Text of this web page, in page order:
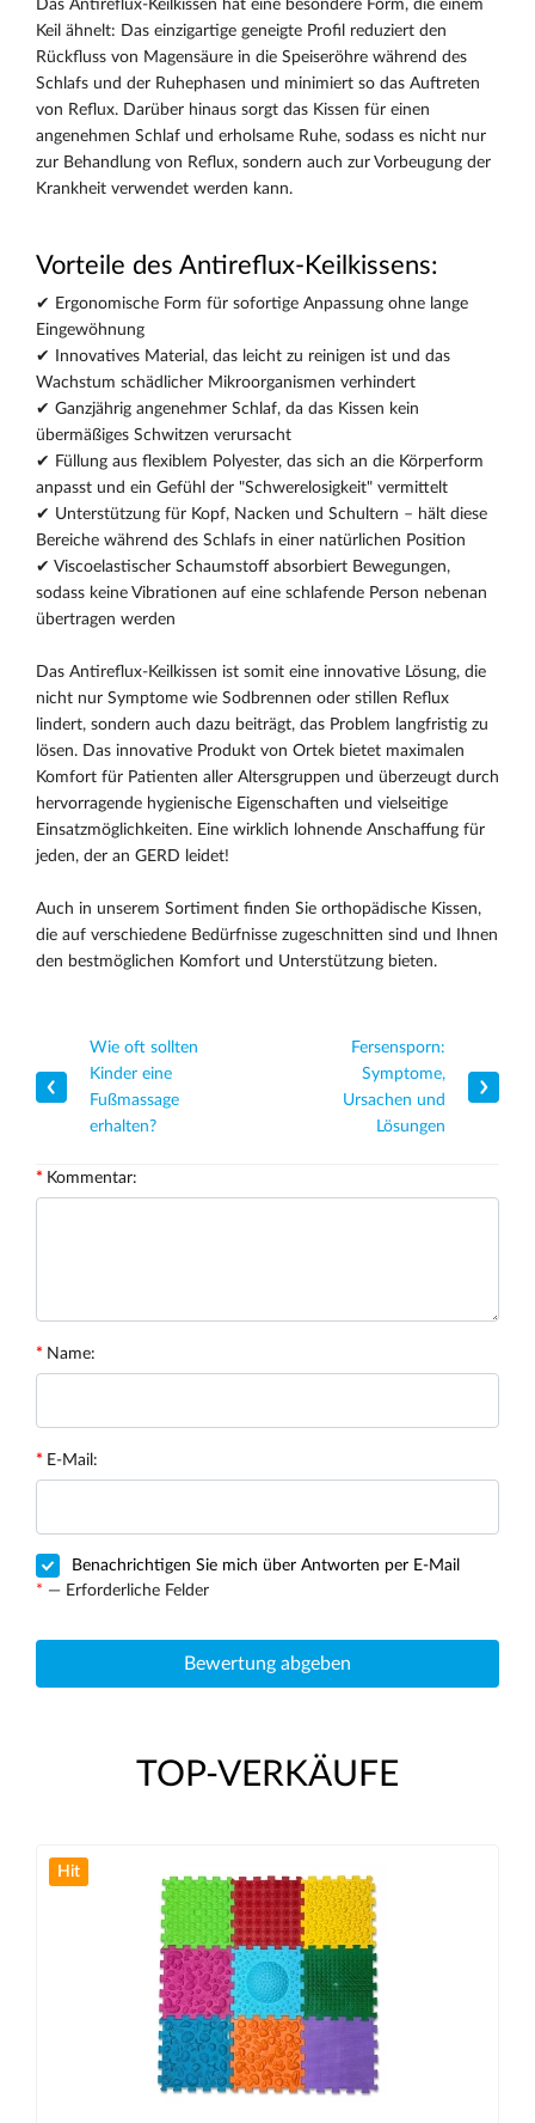
Das Antireflux-Keilkissen hat eine besondere Form, die einem
Keil ähnelt: Das einzigartige geneigte Profil reduziert den
Rückfluss von Magensäure in die Speiseröhre während des
Schlafs und der Ruhephasen und minimiert so das Auftreten
von Reflux. Darüber hinaus sorgt das Kissen für einen
angenehmen Schlaf und erholsame Ruhe, sodass es nicht nur
zur Behandlung von Reflux, sondern auch zur Vorbeugung der
Krankheit verwendet werden kann.
Vorteile des Antireflux-Keilkissens:
✔ Ergonomische Form für sofortige Anpassung ohne lange
Eingewöhnung
✔ Innovatives Material, das leicht zu reinigen ist und das
Wachstum schädlicher Mikroorganismen verhindert
✔ Ganzjährig angenehmer Schlaf, da das Kissen kein
übermäßiges Schwitzen verursacht
✔ Füllung aus flexiblem Polyester, das sich an die Körperform
anpasst und ein Gefühl der "Schwerelosigkeit" vermittelt
✔ Unterstützung für Kopf, Nacken und Schultern – hält diese
Bereiche während des Schlafs in einer natürlichen Position
✔ Viscoelastischer Schaumstoff absorbiert Bewegungen,
sodass keine Vibrationen auf eine schlafende Person nebenan
übertragen werden
Das Antireflux-Keilkissen ist somit eine innovative Lösung, die
nicht nur Symptome wie Sodbrennen oder stillen Reflux
lindert, sondern auch dazu beiträgt, das Problem langfristig zu
lösen. Das innovative Produkt von Ortek bietet maximalen
Komfort für Patienten aller Altersgruppen und überzeugt durch
hervorragende hygienische Eigenschaften und vielseitige
Einsatzmöglichkeiten. Eine wirklich lohnende Anschaffung für
jeden, der an GERD leidet!
Auch in unserem Sortiment finden Sie orthopädische Kissen,
die auf verschiedene Bedürfnisse zugeschnitten sind und Ihnen
den bestmöglichen Komfort und Unterstützung bieten.
Wie oft sollten
Kinder eine
Fußmassage
erhalten?
Fersensporn:
Symptome,
Ursachen und
Lösungen
Kommentar:
Name:
E-Mail:
Benachrichtigen Sie mich über Antworten per E-Mail
* — Erforderliche Felder
Bewertung abgeben
TOP-VERKÄUFE
Hit